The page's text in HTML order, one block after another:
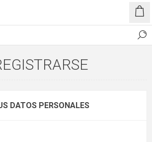
DATOS PERSONALES